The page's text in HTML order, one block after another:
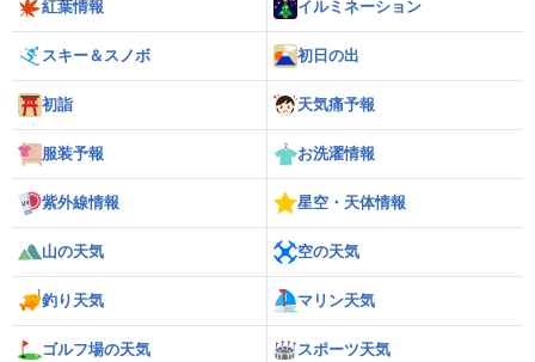
紅葉情報 イルミネーション
スキー＆スノボ 初日の出
初詣 天気痛予報
服装予報 お洗濯情報
紫外線情報 星空・天体情報
山の天気 空の天気
釣り天気 マリン天気
ゴルフ場の天気 スポーツ天気